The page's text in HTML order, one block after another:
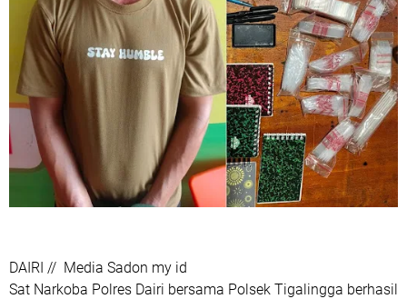
DAIRI // Media Sadon my id
Sat Narkoba Polres Dairi bersama Polsek Tigalingga berhasil